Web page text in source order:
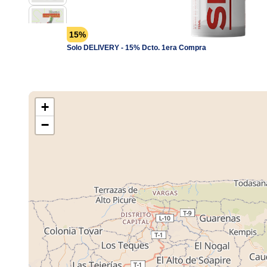
15%
Solo DELIVERY - 15% Dcto. 1era Compra
+
−
Cargando
Tiendas ...